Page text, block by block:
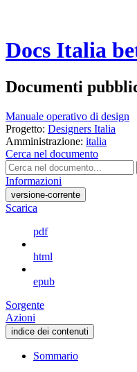
Docs Italia
Documenti
Manuale operativo di design
Progetto: Designers Italia
Amministrazione: italia
Cerca nel documento
Informazioni
versione-corrente
Scarica
pdf
html
epub
Sorgente
Azioni
indice dei contenuti
Sommario